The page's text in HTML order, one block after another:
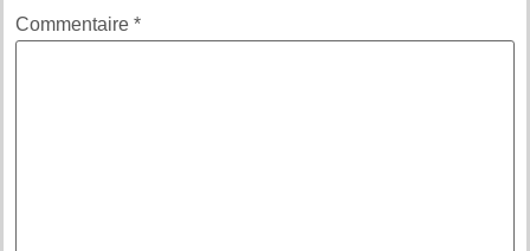
Commentaire *